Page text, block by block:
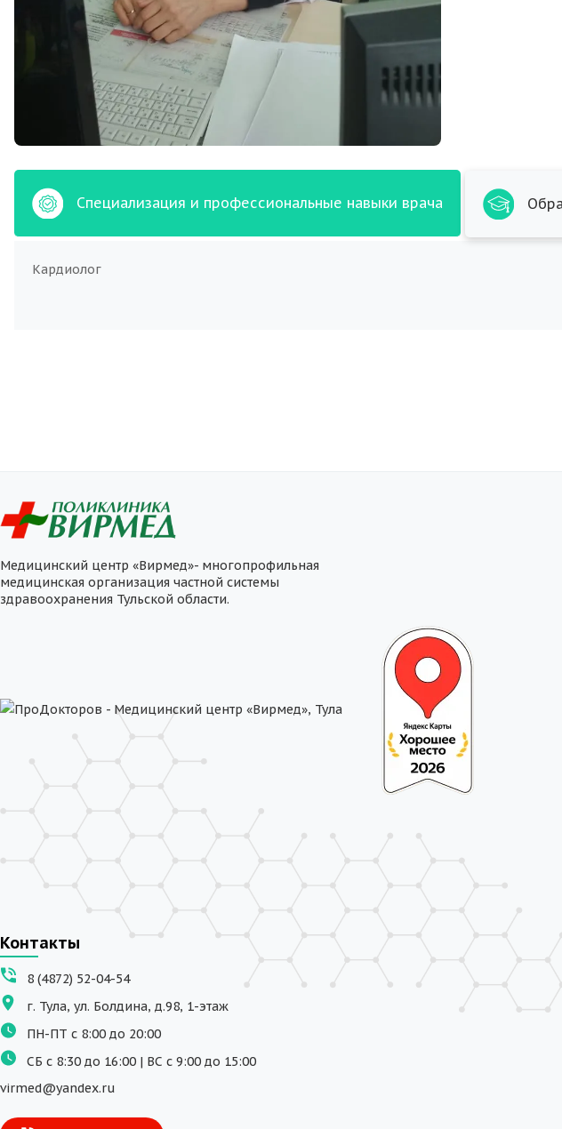
Специализация и профессиональные навыки врача
Кардиолог
Медицинский центр «Вирмед»- многопрофильная
медицинская организация частной системы
здравоохранения Тульской области.
Контакты
8 (4872) 52-04-54
г. Тула, ул. Болдина, д.98, 1-этаж
ПН-ПТ с 8:00 до 20:00
СБ с 8:30 до 16:00 | ВС с 9:00 до 15:00
virmed@yandex.ru